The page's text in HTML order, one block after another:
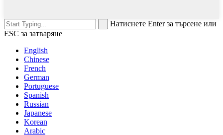
Натиснете Enter за търсене или
ESC за затваряне
English
Chinese
French
German
Portuguese
Spanish
Russian
Japanese
Korean
Arabic